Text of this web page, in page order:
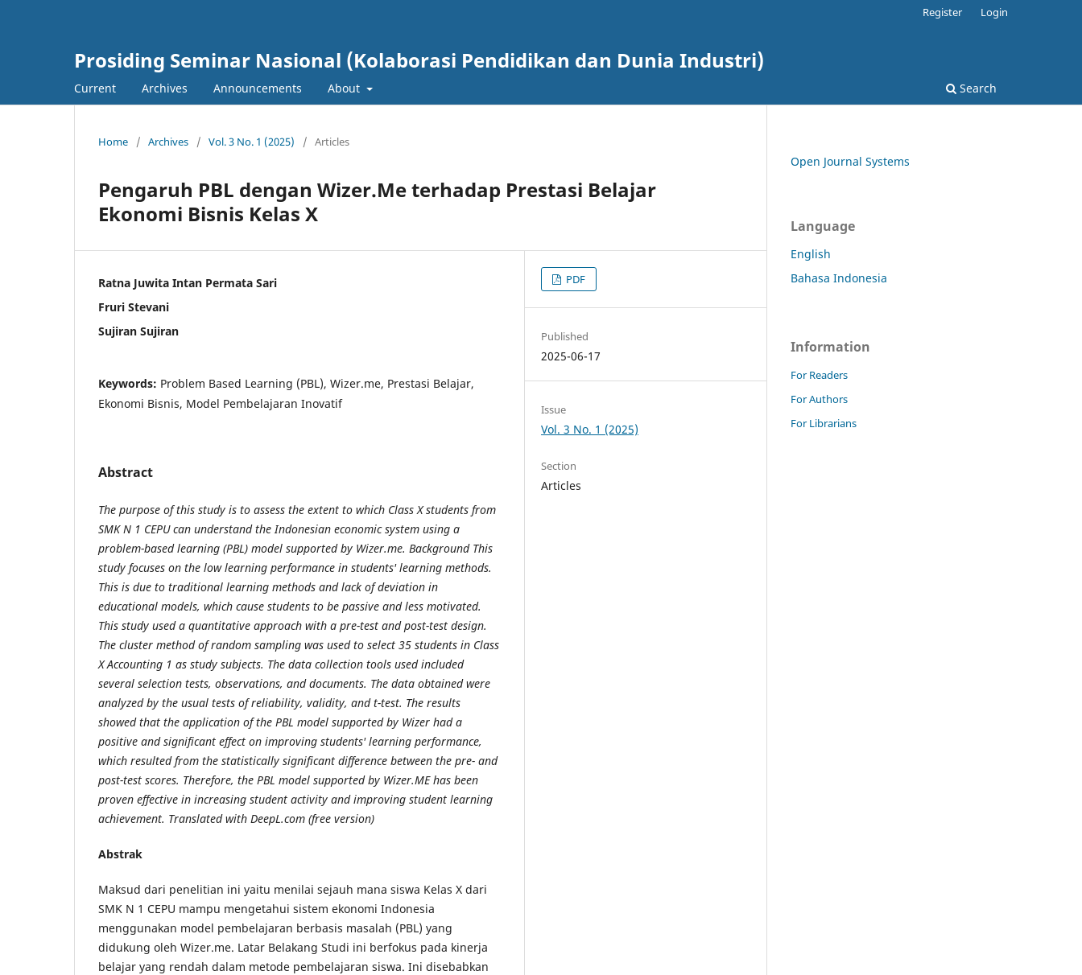
Prosiding Seminar Nasional (Kolaborasi Pendidikan dan Dunia Industri)
Current Archives Announcements About Search
Register Login
Home / Archives / Vol. 3 No. 1 (2025) / Articles
Pengaruh PBL dengan Wizer.Me terhadap Prestasi Belajar
Ekonomi Bisnis Kelas X
Ratna Juwita Intan Permata Sari
Fruri Stevani
Sujiran Sujiran
Keywords: Problem Based Learning (PBL), Wizer.me, Prestasi Belajar,
Ekonomi Bisnis, Model Pembelajaran Inovatif
Abstract
The purpose of this study is to assess the extent to which Class X students from
SMK N 1 CEPU can understand the Indonesian economic system using a
problem-based learning (PBL) model supported by Wizer.me. Background This
study focuses on the low learning performance in students' learning methods.
This is due to traditional learning methods and lack of deviation in
educational models, which cause students to be passive and less motivated.
This study used a quantitative approach with a pre-test and post-test design.
The cluster method of random sampling was used to select 35 students in Class
X Accounting 1 as study subjects. The data collection tools used included
several selection tests, observations, and documents. The data obtained were
analyzed by the usual tests of reliability, validity, and t-test. The results
showed that the application of the PBL model supported by Wizer had a
positive and significant effect on improving students' learning performance,
which resulted from the statistically significant difference between the pre- and
post-test scores. Therefore, the PBL model supported by Wizer.ME has been
proven effective in increasing student activity and improving student learning
achievement. Translated with DeepL.com (free version)
Abstrak
Maksud dari penelitian ini yaitu menilai sejauh mana siswa Kelas X dari
SMK N 1 CEPU mampu mengetahui sistem ekonomi Indonesia
menggunakan model pembelajaran berbasis masalah (PBL) yang
didukung oleh Wizer.me. Latar Belakang Studi ini berfokus pada kinerja
belajar yang rendah dalam metode pembelajaran siswa. Ini disebabkan
PDF
Published
2025-06-17
Issue
Vol. 3 No. 1 (2025)
Section
Articles
Open Journal Systems
Language
English
Bahasa Indonesia
Information
For Readers
For Authors
For Librarians